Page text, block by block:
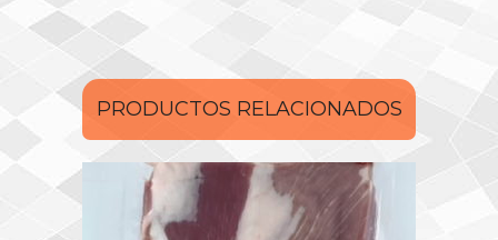
PRODUCTOS RELACIONADOS